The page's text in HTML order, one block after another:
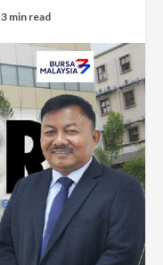
3 min read